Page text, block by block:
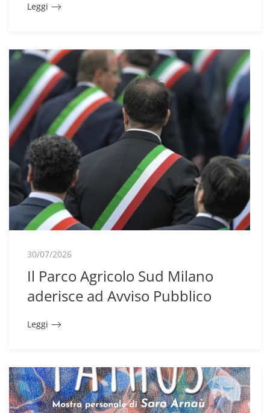
Leggi
30/07/2026
Il Parco Agricolo Sud Milano
aderisce ad Avviso Pubblico
Leggi